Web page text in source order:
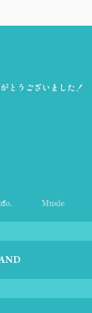
とうございました！
Music